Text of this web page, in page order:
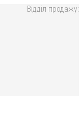
Відділ продажу: